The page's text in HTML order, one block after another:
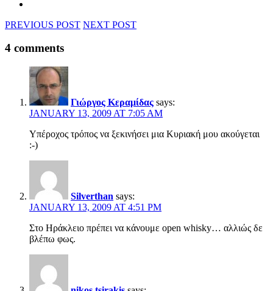
PREVIOUS POST NEXT POST
4 comments
Γιώργος Κεραμίδας says:
JANUARY 13, 2009 AT 7:05 AM
Υπέροχος τρόπος να ξεκινήσει μια Κυριακή μου ακούγεται
:-)
Silverthan says:
JANUARY 13, 2009 AT 4:51 PM
Στο Ηράκλειο πρέπει να κάνουμε open whisky… αλλιώς δε
βλέπω φως.